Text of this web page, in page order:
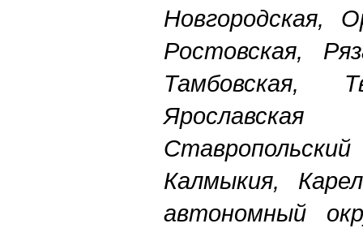
Новгородская,
Ростовская,
Тамбовская,
Калмыкия,
автономный